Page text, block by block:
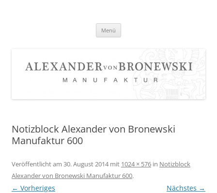
Menü
Notizblock Alexander von Bronewski
Manufaktur 600
Veröffentlicht am 30. August 2014mit 1024 × 576 in Notizblock
Alexander von Bronewski Manufaktur 600.
← Vorheriges Nächstes →